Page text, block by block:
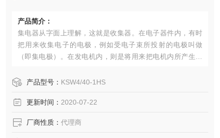
产品简介：
集电器从字面上理解，这就是收集器。在电子器件内，有时
把用来收集电子的电极，例如受电子束所投射的电极叫做
（即集电极）。在发电机内，则是将用来把电机内所产生的
的电流的装置叫做
产品型号： KSW4/40-1HS
更新时间： 2020-07-22
厂商性质： 代理商